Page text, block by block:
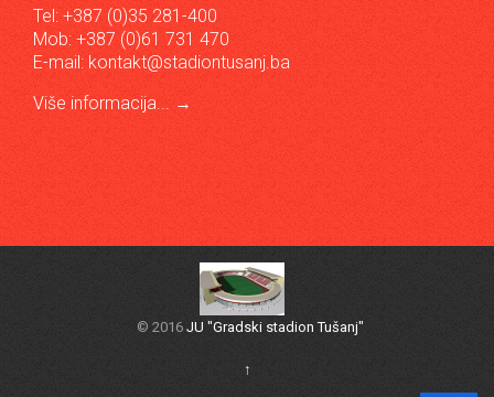
Tel: +387 (0)35 281-400
Mob: +387 (0)61 731 470
E-mail: kontakt@stadiontusanj.ba
Više informacija... →
© 2016 JU "Gradski stadion Tušanj"
↑